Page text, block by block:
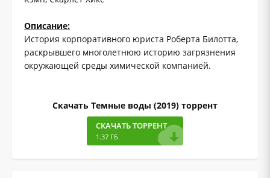
Описание:
История корпоративного юриста Роберта Билотта,
раскрывшего многолетнюю историю загрязнения
окружающей среды химической компанией.
Скачать Темные воды (2019) торрент
СКАЧАТЬ ТОРРЕНТ
1.37 ГБ